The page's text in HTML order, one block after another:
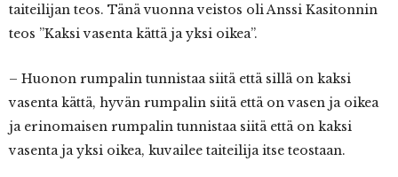
taiteilijan teos. Tänä vuonna veistos oli Anssi Kasitonnin
teos ”Kaksi vasenta kättä ja yksi oikea”.
– Huonon rumpalin tunnistaa siitä että sillä on kaksi
vasenta kättä, hyvän rumpalin siitä että on vasen ja oikea
ja erinomaisen rumpalin tunnistaa siitä että on kaksi
vasenta ja yksi oikea, kuvailee taiteilija itse teostaan.